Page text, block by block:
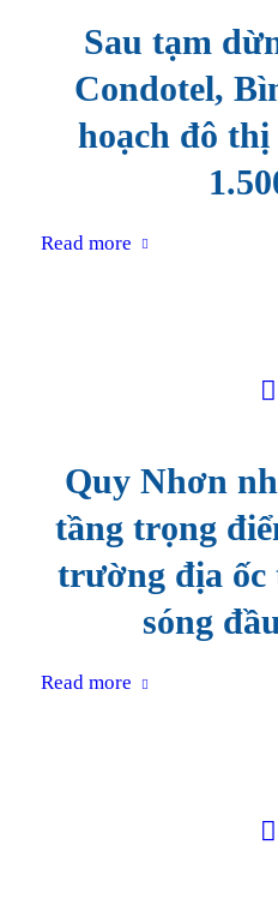
Sau tạm
Condotel,
hoạch đô
Read more
Quy Nhơn
tầng trọng
trường địa ốc
sóng
Read more